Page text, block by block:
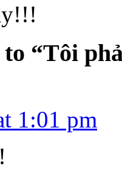
to “Tôi
1:01 pm